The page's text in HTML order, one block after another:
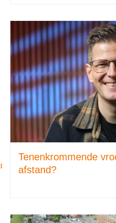
Tenenkrommende
afstand?